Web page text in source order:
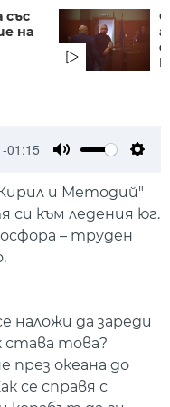
със
на
-01:15
и Методий"
си към ледения юг.
– труден
наложи да зареди
става това?
през океана до
се справя с